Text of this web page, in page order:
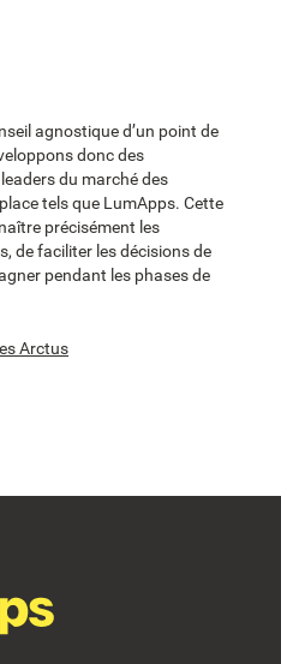
agnostique d’un point de
donc des
du marché des
tels que LumApps. Cette
précisément les
de faciliter les décisions de
pendant les phases de
Arctus